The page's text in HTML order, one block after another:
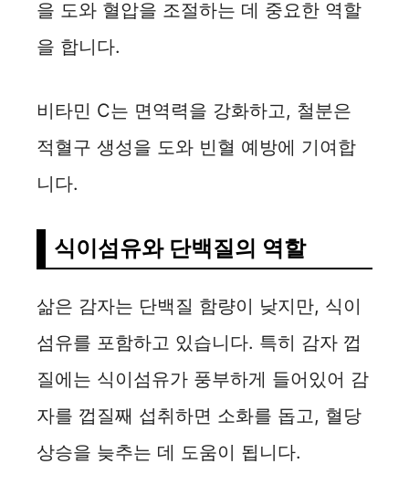
을 도와 혈압을 조절하는 데 중요한 역할
을 합니다.
비타민 C는 면역력을 강화하고, 철분은
적혈구 생성을 도와 빈혈 예방에 기여합
니다.
식이섬유와 단백질의 역할
삶은 감자는 단백질 함량이 낮지만, 식이
섬유를 포함하고 있습니다. 특히 감자 껍
질에는 식이섬유가 풍부하게 들어있어 감
자를 껍질째 섭취하면 소화를 돕고, 혈당
상승을 늦추는 데 도움이 됩니다.